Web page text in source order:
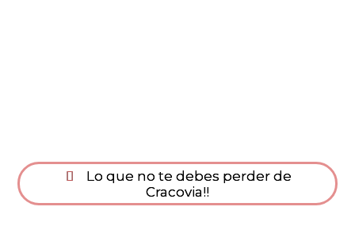
Lo que no te debes perder de
Cracovia!!